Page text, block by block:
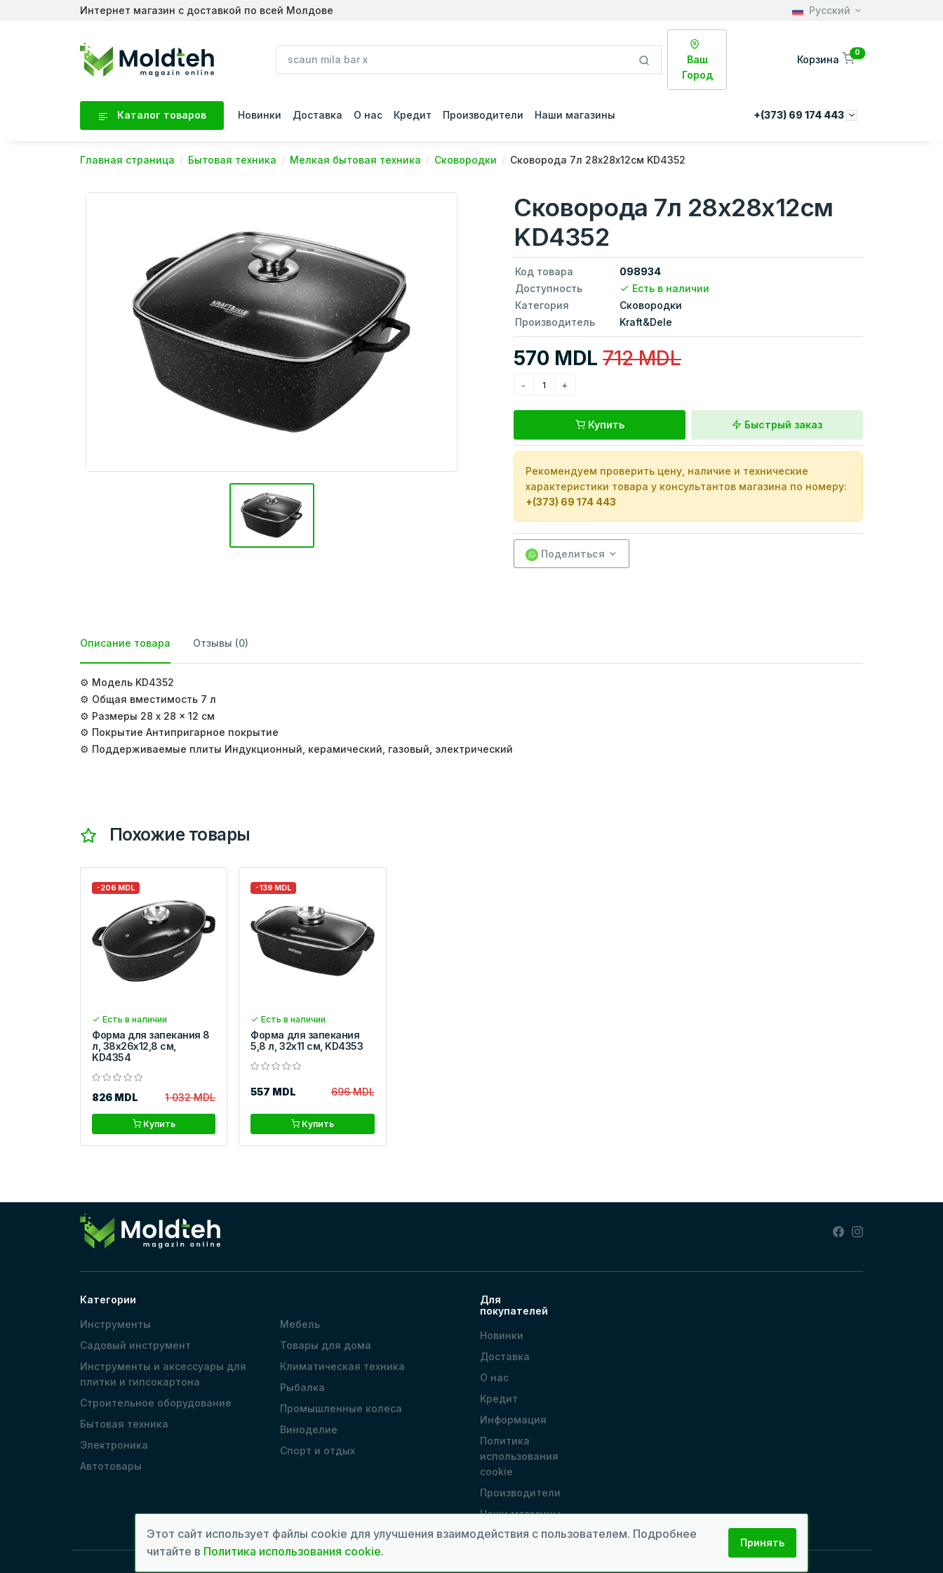
Интернет магазин с доставкой по всей Молдове Русский
Ваш
Город
Корзина
0
Каталог товаров Новинки Доставка О нас Кредит Производители Наши магазины +(373) 69 174 443
Главная страница Бытовая техника Мелкая бытовая техника Cковородки Сковорода 7л 28х28х12см KD4352
Сковорода 7л 28х28х12см
KD4352
Код товара
098934
Доступность
Есть в наличии
Категория
Cковородки
Производитель
Kraft&Dele
570 MDL 712 MDL
Купить Быстрый заказ
Рекомендуем проверить цену, наличие и технические
характеристики товара у консультантов магазина по номеру:
+(373) 69 174 443
Поделиться
Описание товара Отзывы (0)
⚙️ Модель KD4352
⚙️ Общая вместимость 7 л
⚙️ Размеры 28 x 28 x 12 см
⚙️ Покрытие Антипригарное покрытие
⚙️ Поддерживаемые плиты Индукционный, керамический, газовый, электрический
Похожие товары
-206 MDL
Есть в наличии
Форма для запекания 8
л, 38x26x12,8 см,
KD4354
826 MDL 1 032 MDL
Купить
-139 MDL
Есть в наличии
Форма для запекания
5,8 л, 32х11 см, KD4353
557 MDL 696 MDL
Купить
Категории
Инструменты
Садовый инструмент
Инструменты и аксессуары для
плитки и гипсокартона
Строительное оборудование
Бытовая техника
Электроника
Автотовары
Мебель
Товары для дома
Климатическая техника
Рыбалка
Промышленные колеса
Виноделие
Спорт и отдых
Для
покупателей
Новинки
Доставка
О нас
Кредит
Информация
Политика
использования
cookie
Производители
Наши магазины
Этот сайт использует файлы cookie для улучшения взаимодействия с пользователем. Подробнее
читайте в Политика использования cookie.
Принять